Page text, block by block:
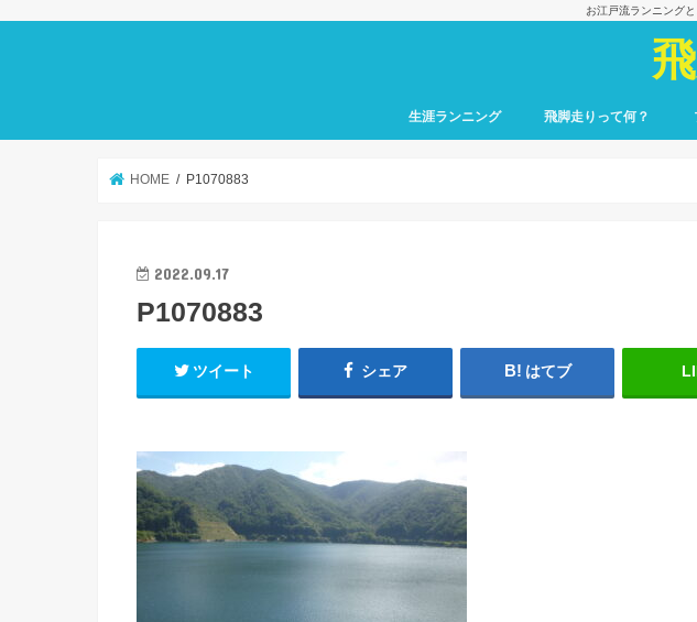
お江戸流ランニング
生涯ランニング 飛脚走りって何？
HOME P1070883
2022.09.17
P1070883
ツイート シェア はてブ